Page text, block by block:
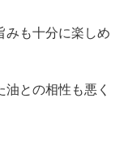
みも十分に楽しめ
との相性も悪く